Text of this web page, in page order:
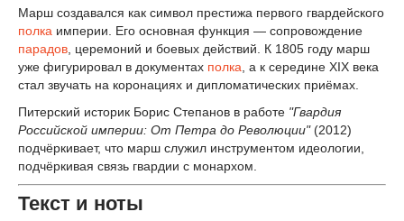
Марш создавался как символ престижа первого гвардейского
полка империи. Его основная функция — сопровождение
парадов, церемоний и боевых действий. К 1805 году марш
уже фигурировал в документах полка, а к середине XIX века
стал звучать на коронациях и дипломатических приёмах.
Питерский историк Борис Степанов в работе "Гвардия
Российской империи: От Петра до Революции" (2012)
подчёркивает, что марш служил инструментом идеологии,
подчёркивая связь гвардии с монархом.
Текст и ноты